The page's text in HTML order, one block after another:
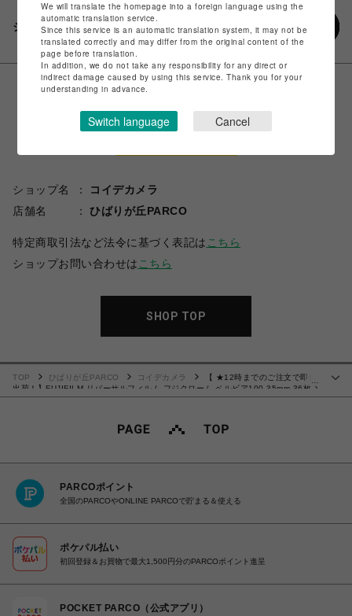
シェアする
ショップ名
コイデカメラ
店舗名
ひばりが丘PARCO
特定商取引法など法令に基づく表記は こちら
ショップお問い合わせは こちら
SHOP TOP
…
TOP ひばりが丘PARCO コイデカメラ
【 ★12時までのご注文で即日
出荷！】FUJIFILM リバーサルフィルム フジクローム ベルビア100 35mm 36枚 1
本 135 VELVIA100 NP 36EX 1
PARCOポイント
全国のPARCOやONLINE PARCOで貯まる＆使える
ポケパル払い
初回登録＆お買物で最大1,500円分のPARCOポイント進呈
POCKET PARCO（公式アプリ）
We will translate the homepage into a foreign language using the
automatic translation service.
Since this service is an automatic translation system, it may not be
translated correctly and may differ from the original content of the
page before translation.
In addition, we do not take any responsibility for any direct or
indirect damage caused by using this service. Thank you for your
understanding in advance.
Switch language Cancel